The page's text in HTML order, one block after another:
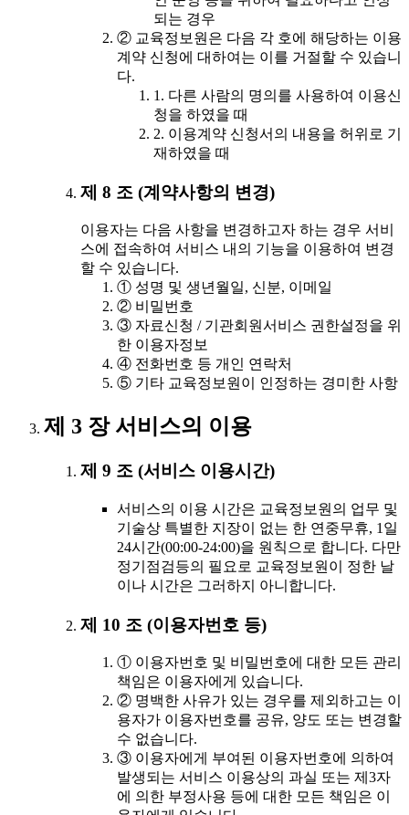
되는 경우
② 교육정보원은 다음 각 호에 해당하는 이용
계약 신청에 대하여는 이를 거절할 수 있습니
다.
1. 다른 사람의 명의를 사용하여 이용신
청을 하였을 때
2. 이용계약 신청서의 내용을 허위로 기
재하였을 때
제 8 조 (계약사항의 변경)
이용자는 다음 사항을 변경하고자 하는 경우 서비
스에 접속하여 서비스 내의 기능을 이용하여 변경
할 수 있습니다.
① 성명 및 생년월일, 신분, 이메일
② 비밀번호
③ 자료신청 / 기관회원서비스 권한설정을 위
한 이용자정보
④ 전화번호 등 개인 연락처
⑤ 기타 교육정보원이 인정하는 경미한 사항
제 3 장 서비스의 이용
제 9 조 (서비스 이용시간)
서비스의 이용 시간은 교육정보원의 업무 및
기술상 특별한 지장이 없는 한 연중무휴, 1일
24시간(00:00-24:00)을 원칙으로 합니다. 다만
정기점검등의 필요로 교육정보원이 정한 날
이나 시간은 그러하지 아니합니다.
제 10 조 (이용자번호 등)
① 이용자번호 및 비밀번호에 대한 모든 관리
책임은 이용자에게 있습니다.
② 명백한 사유가 있는 경우를 제외하고는 이
용자가 이용자번호를 공유, 양도 또는 변경할
수 없습니다.
③ 이용자에게 부여된 이용자번호에 의하여
발생되는 서비스 이용상의 과실 또는 제3자
에 의한 부정사용 등에 대한 모든 책임은 이